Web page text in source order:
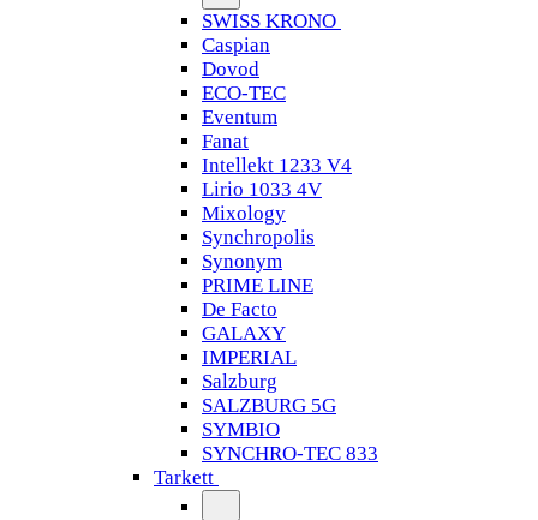
SWISS KRONO
Caspian
Dovod
ECO-TEC
Eventum
Fanat
Intellekt 1233 V4
Lirio 1033 4V
Mixology
Synchropolis
Synonym
PRIME LINE
De Facto
GALAXY
IMPERIAL
Salzburg
SALZBURG 5G
SYMBIO
SYNCHRO-TEC 833
Tarkett